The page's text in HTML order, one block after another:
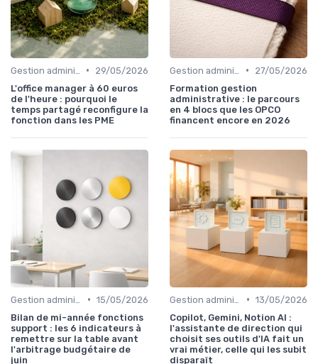
•
29/05/2026
L'office manager à 60 euros
de l'heure : pourquoi le
temps partagé reconfigure la
fonction dans les PME
•
27/05/2026
Formation gestion
administrative : le parcours
en 4 blocs que les OPCO
financent encore en 2026
• 15/05/2026
Bilan de mi-année fonctions
support : les 6 indicateurs à
remettre sur la table avant
l'arbitrage budgétaire de
juin
• 13/05/2026
Copilot, Gemini, Notion AI :
l'assistante de direction qui
choisit ses outils d'IA fait un
vrai métier, celle qui les subit
disparaît